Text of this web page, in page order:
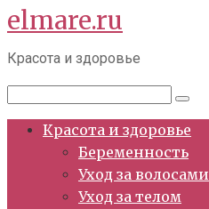
Перейти
к
контенту
elmare.ru
Красота и здоровье
Красота и здоровье
Беременность
Уход за волосами
Уход за телом